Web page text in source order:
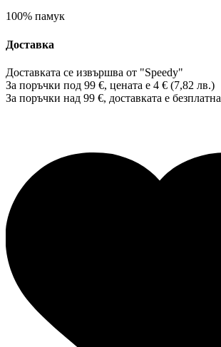
100% памук
Доставка
Доставката се извършва от "Speedy"
За поръчки под 99 €, цената е 4 € (7,82 лв.)
За поръчки над 99 €, доставката е безплатна